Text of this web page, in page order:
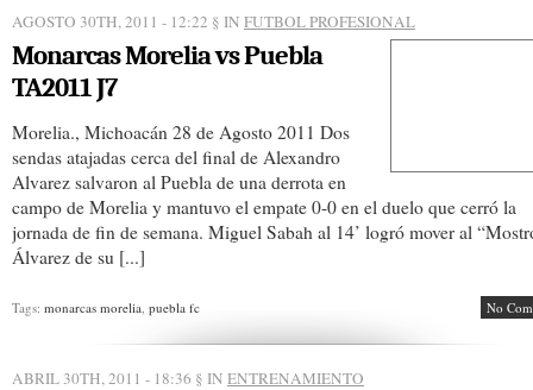
AGOSTO 30TH, 2011 - 12:22 § IN FUTBOL PROFESIONAL
Monarcas Morelia vs Puebla
TA2011 J7
Morelia., Michoacán 28 de Agosto 2011 Dos
sendas atajadas cerca del final de Alexandro
Alvarez salvaron al Puebla de una derrota en
campo de Morelia y mantuvo el empate 0-0 en el duelo que cerró la
jornada de fin de semana. Miguel Sabah al 14’ logró mover al
Álvarez de su [...]
Tags: monarcas morelia, puebla fc No
ABRIL 30TH, 2011 - 18:36 § IN ENTRENAMIENTO